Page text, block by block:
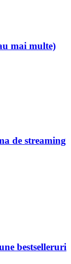
mai multe)
de streaming
bestselleruri